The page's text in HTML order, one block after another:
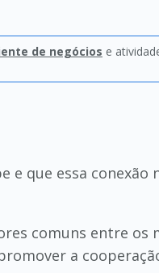
de negócios e
e que essa conexão
comuns entre os
a